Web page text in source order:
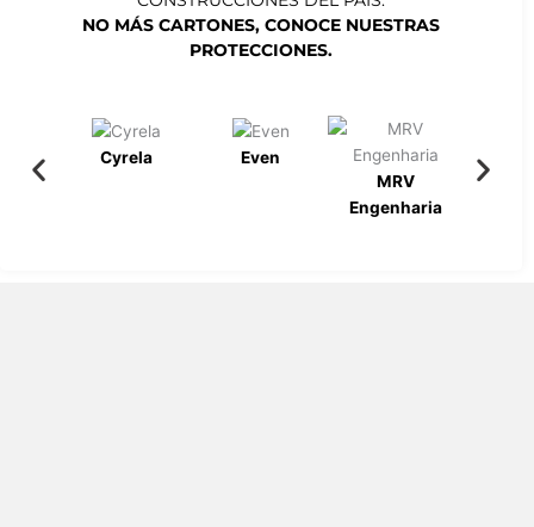
NO MÁS CARTONES, CONOCE NUESTRAS
PROTECCIONES.
Cyrela
Even
MRV
Engenharia